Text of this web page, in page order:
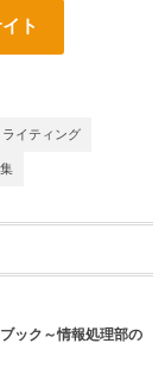
ト
ライティング
ック～情報処理部の